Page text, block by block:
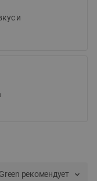
и
Green рекомендует